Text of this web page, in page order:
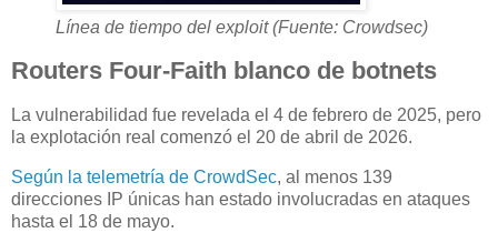
Línea de tiempo del exploit (Fuente: Crowdsec)
Routers Four-Faith blanco de botnets
La vulnerabilidad fue revelada el 4 de febrero de 2025, pero
la explotación real comenzó el 20 de abril de 2026.
Según la telemetría de CrowdSec, al menos 139
direcciones IP únicas han estado involucradas en ataques
hasta el 18 de mayo.